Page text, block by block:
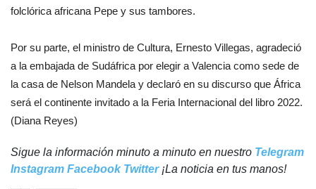
folclórica africana Pepe y sus tambores.
Por su parte, el ministro de Cultura, Ernesto Villegas, agradeció
a la embajada de Sudáfrica por elegir a Valencia como sede de
la casa de Nelson Mandela y declaró en su discurso que África
será el continente invitado a la Feria Internacional del libro 2022.
(Diana Reyes)
Sigue la información minuto a minuto en nuestro Telegram
Instagram Facebook Twitter¡La noticia en tus manos!